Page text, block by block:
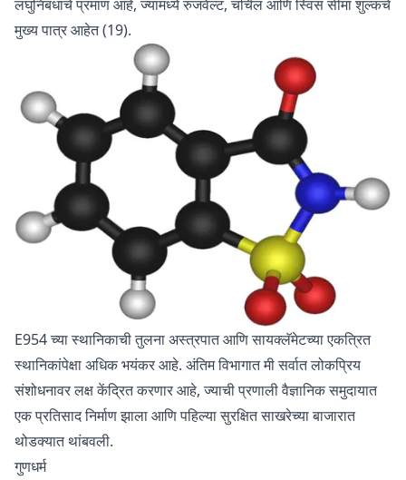
लघुनिबंधाचे प्रमाण आहे, ज्यामध्ये रुजवेल्ट, चर्चिल आणि स्विस सीमा शुल्कचे
मुख्य पात्र आहेत (19).
E954 च्या स्थानिकाची तुलना अस्त्रपात आणि सायक्लॅमेटच्या एकत्रित
स्थानिकांपेक्षा अधिक भयंकर आहे. अंतिम विभागात मी सर्वात लोकप्रिय
संशोधनावर लक्ष केंद्रित करणार आहे, ज्याची प्रणाली वैज्ञानिक समुदायात
एक प्रतिसाद निर्माण झाला आणि पहिल्या सुरक्षित साखरेच्या बाजारात
थोडक्यात थांबवली.
गुणधर्म